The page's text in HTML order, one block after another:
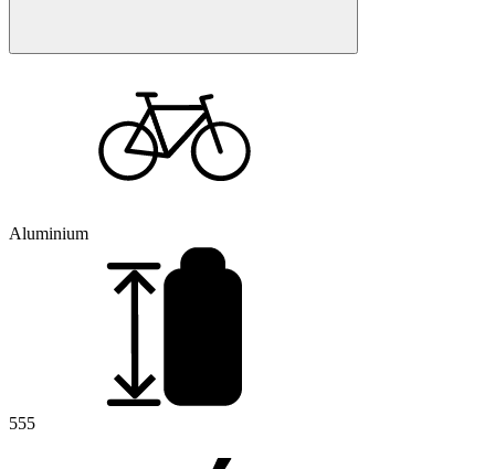
Aluminium
555